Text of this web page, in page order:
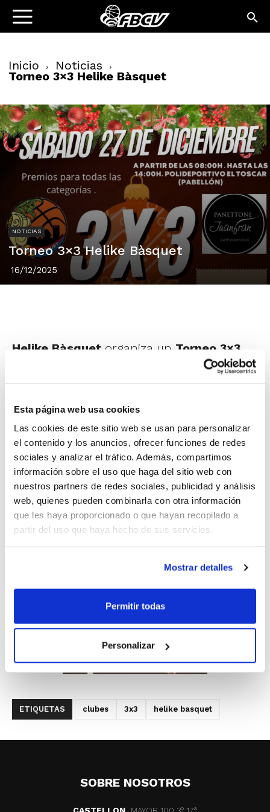
Esta página web usa cookies
Las cookies de este sitio web se usan para personalizar
el contenido y los anuncios, ofrecer funciones de redes
sociales y analizar el tráfico. Además, compartimos
información sobre el uso que haga del sitio web con
nuestros partners de redes sociales, publicidad y análisis
web, quienes pueden combinarla con otra información
que les haya proporcionado o que hayan recopilado a
partir del uso que haya hecho de sus servicios.
Mostrar detalles
Permitir todas
Personalizar
Inicio Noticias
Torneo 3×3 Helike Bàsquet
NOTICIAS
Torneo 3×3 Helike Bàsquet
16/12/2025
Helike Bàsquet organiza un Torneo 3×3
masculino y femenino.
El evento se desarrollará en jornada
matutina en el Polideportivo El Toscar.
ETIQUETAS clubes 3x3 helike basquet
SOBRE NOSOTROS